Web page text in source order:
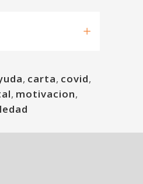
, carta, covid,
, motivacion,